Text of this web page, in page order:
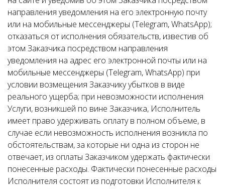
направления уведомления на его электронную почту
или на мобильные мессенджеры (Telegram, WhatsApp);
отказаться от исполнения обязательств, известив об
этом Заказчика посредством направления
уведомления на адрес его электронной почты или на
мобильные мессенджеры (Telegram, WhatsApp) при
условии возмещения Заказчику убытков в виде
реального ущерба; при невозможности исполнения
Услуги, возникшей по вине Заказчика, Исполнитель
имеет право удерживать оплату в полном объеме, в
случае если невозможность исполнения возникла по
обстоятельствам, за которые ни одна из сторон не
отвечает, из оплаты Заказчиком удержать фактически
понесенные расходы. Фактически понесенные расходы
Исполнителя состоят из подготовки Исполнителя к